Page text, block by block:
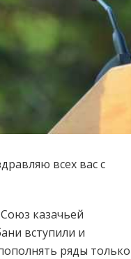
всех вас с
казачьей
вступили и
ряды только